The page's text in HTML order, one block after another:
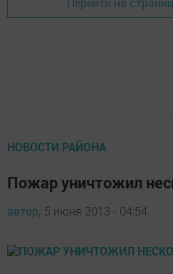
НОВОСТИ РАЙОНА
Пожар уничтожил
автор, 5 июня 2013 - 04:54